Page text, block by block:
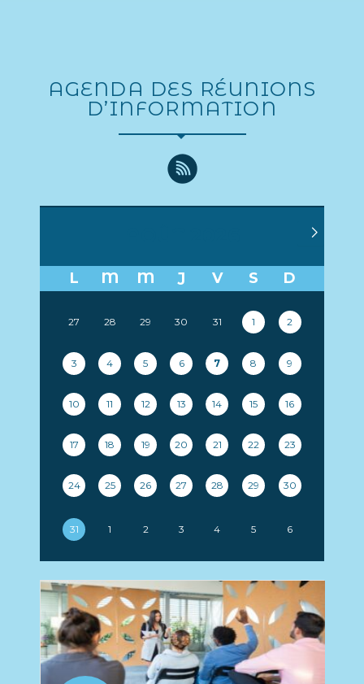
AGENDA DES RÉUNIONS
D’INFORMATION
L M M J V S D
27 28 29 30 31 1 2
3 4 5 6 7 8 9
10 11 12 13 14 15 16
17 18 19 20 21 22 23
24 25 26 27 28 29 30
31 1 2 3 4 5 6